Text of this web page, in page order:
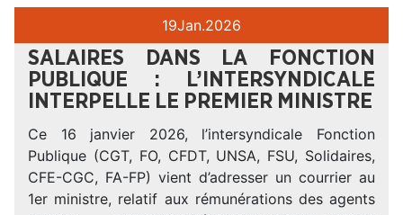
19Jan.2026
SALAIRES DANS LA FONCTION
PUBLIQUE : L’INTERSYNDICALE
INTERPELLE LE PREMIER MINISTRE
Ce 16 janvier 2026, l’intersyndicale Fonction
Publique (CGT, FO, CFDT, UNSA, FSU, Solidaires,
CFE-CGC, FA-FP) vient d’adresser un courrier au
1er ministre, relatif aux rémunérations des agents